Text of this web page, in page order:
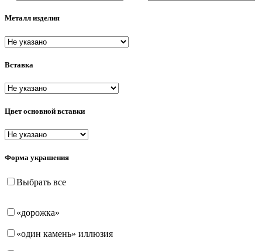
Металл изделия
Вставка
Цвет основной вставки
Форма украшения
Выбрать все
«дорожка»
«один камень» иллюзия